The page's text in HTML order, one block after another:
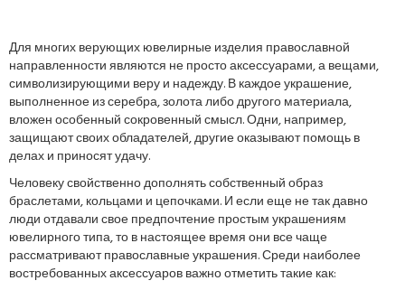
Для многих верующих ювелирные изделия православной
направленности являются не просто аксессуарами, а вещами,
символизирующими веру и надежду. В каждое украшение,
выполненное из серебра, золота либо другого материала,
вложен особенный сокровенный смысл. Одни, например,
защищают своих обладателей, другие оказывают помощь в
делах и приносят удачу.
Человеку свойственно дополнять собственный образ
браслетами, кольцами и цепочками. И если еще не так давно
люди отдавали свое предпочтение простым украшениям
ювелирного типа, то в настоящее время они все чаще
рассматривают православные украшения. Среди наиболее
востребованных аксессуаров важно отметить такие как: